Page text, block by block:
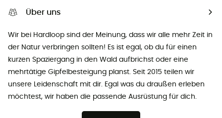
Über uns
Wir bei Hardloop sind der Meinung, dass wir alle mehr Zeit in
der Natur verbringen sollten! Es ist egal, ob du für einen
kurzen Spaziergang in den Wald aufbrichst oder eine
mehrtätige Gipfelbesteigung planst. Seit 2015 teilen wir
unsere Leidenschaft mit dir. Egal was du draußen erleben
möchtest, wir haben die passende Ausrüstung für dich.